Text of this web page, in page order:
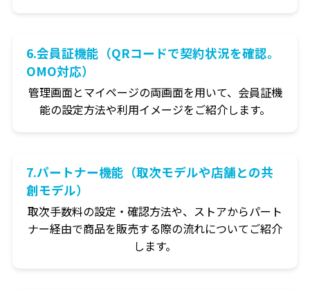
6.会員証機能（QRコードで契約状況を確認。
OMO対応）
管理画面とマイページの両画面を用いて、会員証機
能の設定方法や利用イメージをご紹介します。
7.パートナー機能（取次モデルや店舗との共
創モデル）
取次手数料の設定・確認方法や、ストアからパート
ナー経由で商品を販売する際の流れについてご紹介
します。